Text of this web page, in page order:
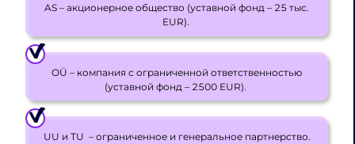
AS – акционерное общество (уставной фонд – 25 тыс.
EUR).
OÜ – компания с ограниченной ответственностью
(уставной фонд – 2500 EUR).
UU и ТU – ограниченное и генеральное партнерство.